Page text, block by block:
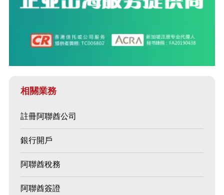
相關業務
註冊阿聯酋公司
銀行開戶
阿聯酋稅務
阿聯酋簽證